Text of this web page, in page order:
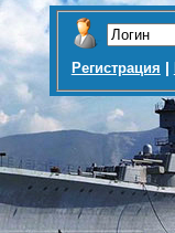
Регистрация |